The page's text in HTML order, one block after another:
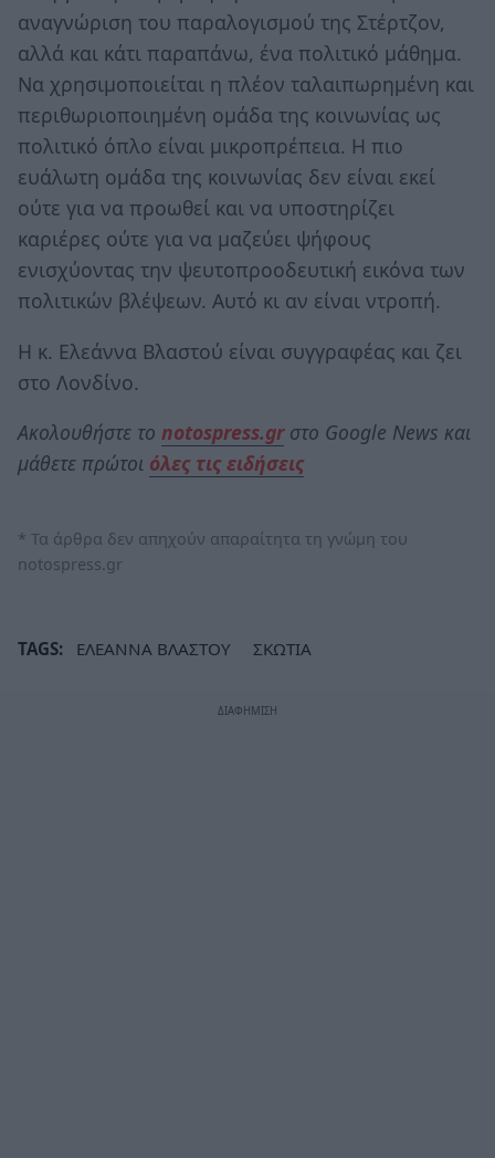
αναγνώριση του παραλογισμού της Στέρτζον,
αλλά και κάτι παραπάνω, ένα πολιτικό μάθημα.
Να χρησιμοποιείται η πλέον ταλαιπωρημένη και
περιθωριοποιημένη ομάδα της κοινωνίας ως
πολιτικό όπλο είναι μικροπρέπεια. Η πιο
ευάλωτη ομάδα της κοινωνίας δεν είναι εκεί
ούτε για να προωθεί και να υποστηρίζει
καριέρες ούτε για να μαζεύει ψήφους
ενισχύοντας την ψευτοπροοδευτική εικόνα των
πολιτικών βλέψεων. Αυτό κι αν είναι ντροπή.
Η κ. Ελεάννα Βλαστού είναι συγγραφέας και ζει
στο Λονδίνο.
Ακολουθήστε το notospress.grστο Google News και
μάθετε πρώτοι όλες τις ειδήσεις
* Τα άρθρα δεν απηχούν απαραίτητα τη γνώμη του
notospress.gr
TAGS: ΕΛΕΑΝΝΑ ΒΛΑΣΤΟΥ ΣΚΩΤΙΑ